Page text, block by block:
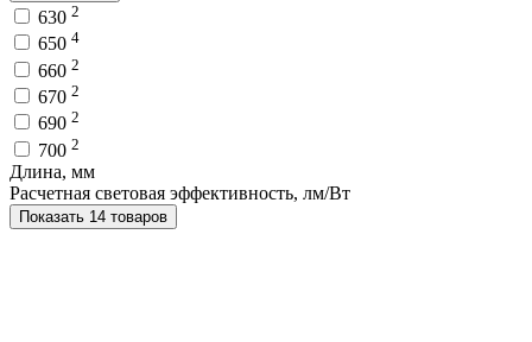
630 2
650 4
660 2
670 2
690 2
700 2
Длина, мм
Расчетная световая эффективность, лм/Вт
Показать 14 товаров